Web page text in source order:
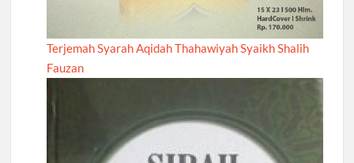
Terjemah Syarah Aqidah Thahawiyah Syaikh Shalih
Fauzan